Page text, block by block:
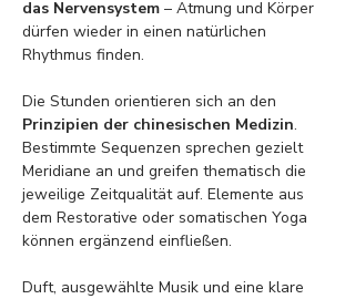
das Nervensystem – Atmung und Körper
dürfen wieder in einen natürlichen
Rhythmus finden.
Die Stunden orientieren sich an den
Prinzipien der chinesischen Medizin.
Bestimmte Sequenzen sprechen gezielt
Meridiane an und greifen thematisch die
jeweilige Zeitqualität auf. Elemente aus
dem Restorative oder somatischen Yoga
können ergänzend einfließen.
Duft, ausgewählte Musik und eine klare